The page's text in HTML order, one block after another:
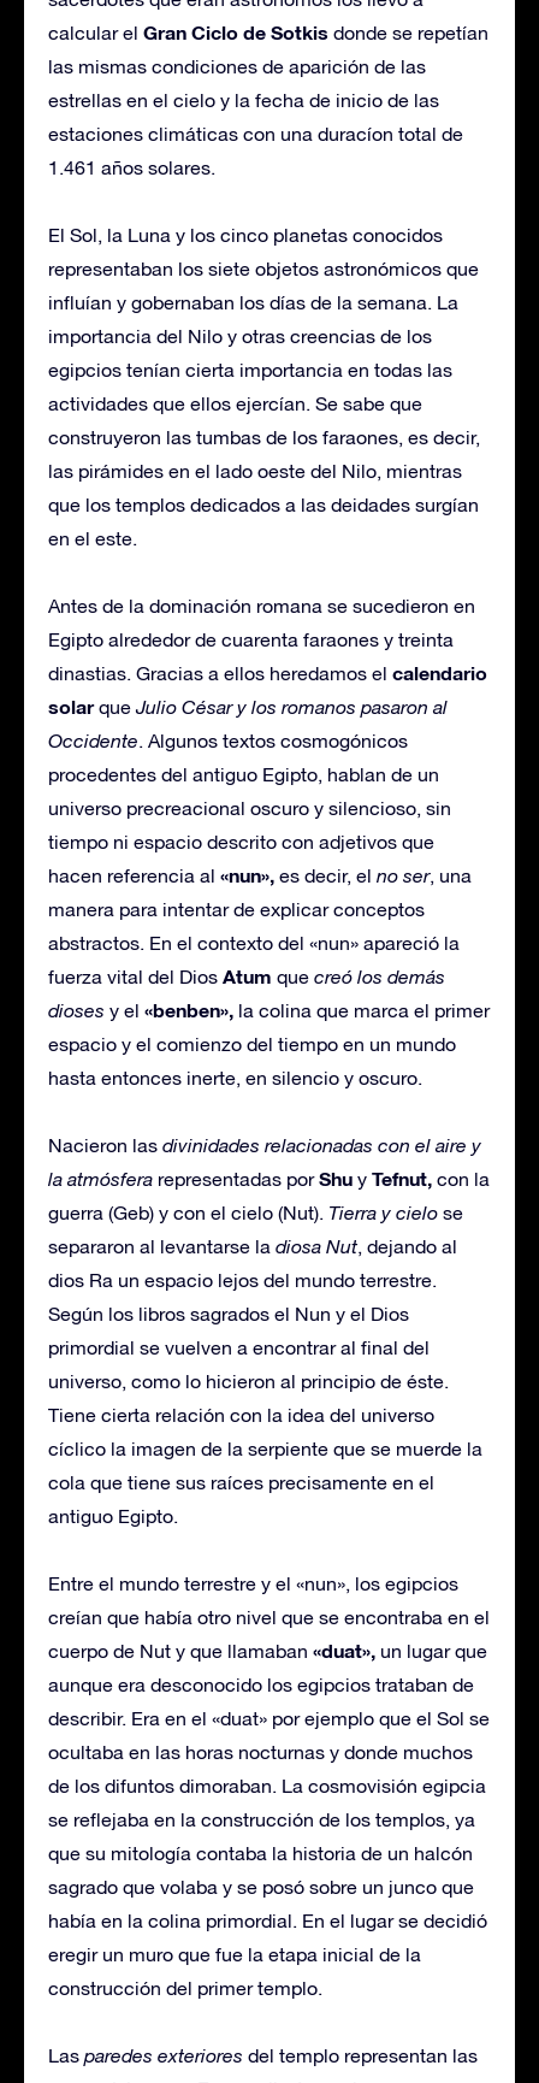
calcular el Gran Ciclo de Sotkis donde se repetían
las mismas condiciones de aparición de las
estrellas en el cielo y la fecha de inicio de las
estaciones climáticas con una duracíon total de
1.461 años solares.
El Sol, la Luna y los cinco planetas conocidos
representaban los siete objetos astronómicos que
influían y gobernaban los días de la semana. La
importancia del Nilo y otras creencias de los
egipcios tenían cierta importancia en todas las
actividades que ellos ejercían. Se sabe que
construyeron las tumbas de los faraones, es decir,
las pirámides en el lado oeste del Nilo, mientras
que los templos dedicados a las deidades surgían
en el este.
Antes de la dominación romana se sucedieron en
Egipto alrededor de cuarenta faraones y treinta
dinastias. Gracias a ellos heredamos el calendario
solarqueJulio César y los romanos pasaron al
Occidente. Algunos textos cosmogónicos
procedentes del antiguo Egipto, hablan de un
universo precreacional oscuro y silencioso, sin
tiempo ni espacio descrito con adjetivos que
hacen referencia al «nun», es decir, el no ser, una
manera para intentar de explicar conceptos
abstractos. En el contexto del «nun» apareció la
fuerza vital del Dios Atum que creó los demás
dioses y el «benben», la colina que marca el primer
espacio y el comienzo del tiempo en un mundo
hasta entonces inerte, en silencio y oscuro.
Nacieron las divinidades relacionadas con el aire y
la atmósfera representadas porShu y Tefnut, con la
guerra (Geb) y con el cielo (Nut). Tierra y cielo se
separaron al levantarse la diosa Nut, dejando al
dios Ra un espacio lejos del mundo terrestre.
Según los libros sagrados el Nun y el Dios
primordial se vuelven a encontrar al final del
universo, como lo hicieron al principio de éste.
Tiene cierta relación con la idea del universo
cíclico la imagen de la serpiente que se muerde la
cola que tiene sus raíces precisamente en el
antiguo Egipto.
Entre el mundo terrestre y el «nun», los egipcios
creían que había otro nivel que se encontraba en el
cuerpo de Nut y que llamaban «duat», un lugar que
aunque era desconocido los egipcios trataban de
describir. Era en el «duat» por ejemplo que el Sol se
ocultaba en las horas nocturnas y donde muchos
de los difuntos dimoraban. La cosmovisión egipcia
se reflejaba en la construcción de los templos, ya
que su mitología contaba la historia de un halcón
sagrado que volaba y se posó sobre un junco que
había en la colina primordial. En el lugar se decidió
eregir un muro que fue la etapa inicial de la
construcción del primer templo.
Las paredes exteriores del templo representan las